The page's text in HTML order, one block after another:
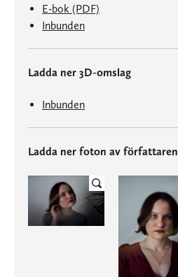
E-bok (PDF)
Inbunden
Ladda ner 3D-omslag
Inbunden
Ladda ner foton av författaren